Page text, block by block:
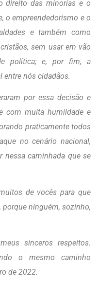
direito das minorias e o
o empreendedorismo e o
e também como
sem usar em vão
política; e, por fim, a
entre nós cidadãos.
por essa decisão e
com muita humildade e
praticamente todos
no cenário nacional,
nessa caminhada que se
de vocês para que
ninguém, sozinho,
sinceros respeitos.
o mesmo caminho
de 2022.